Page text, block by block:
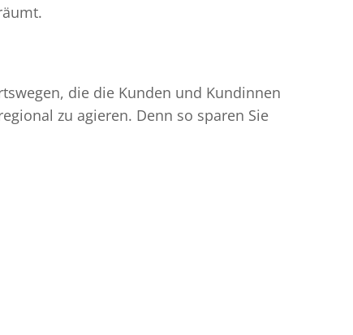
die die Kunden und Kundinnen
zu agieren. Denn so sparen Sie